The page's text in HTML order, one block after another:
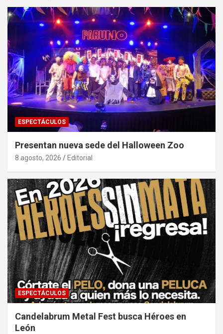
ESPECTÁCULOS
Presentan nueva sede del Halloween Zoo
8 agosto, 2026 Editorial
ESPECTÁCULOS
Candelabrum Metal Fest busca Héroes en
León